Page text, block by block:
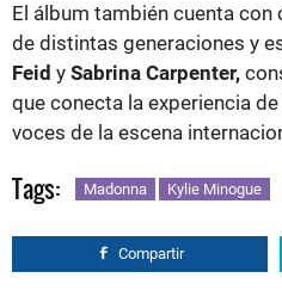
El álbum también cuenta
de distintas generaciones y
Feid y Sabrina Carpenter,
que conecta la experiencia
voces de la escena
Tags: Madonna Kylie Minogue
Compartir